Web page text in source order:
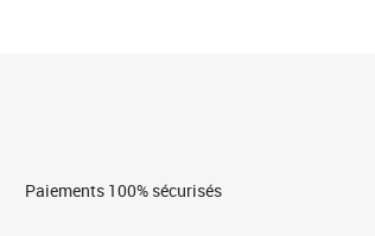
Paiements 100% sécurisés